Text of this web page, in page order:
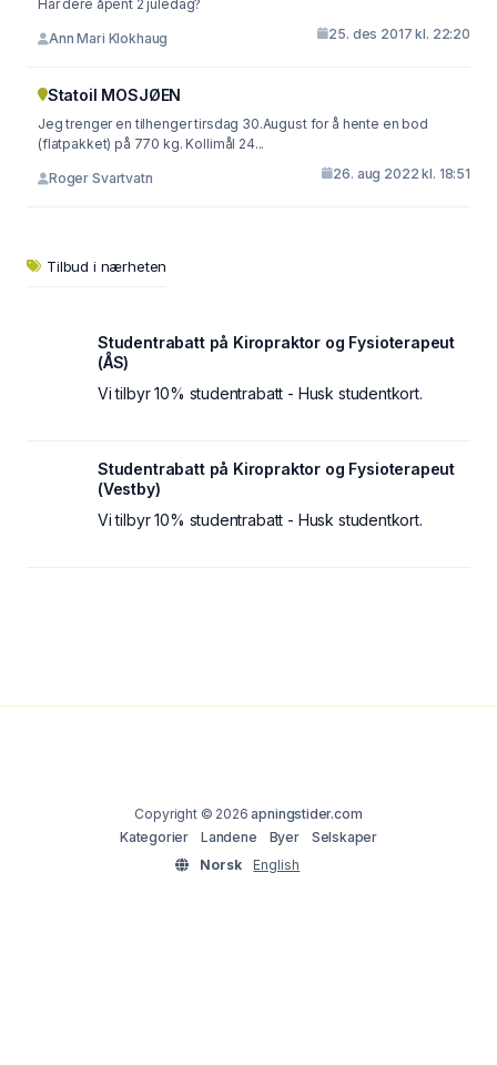
Har dere åpent 2 juledag?
Ann Mari Klokhaug 25. des 2017 kl. 22:20
Statoil MOSJØEN
Jeg trenger en tilhenger tirsdag 30.August for å hente en bod
(flatpakket) på 770 kg. Kollimål 24...
Roger Svartvatn 26. aug 2022 kl. 18:51
Tilbud i nærheten
Studentrabatt på Kiropraktor og Fysioterapeut
(ÅS)
Vi tilbyr 10% studentrabatt - Husk studentkort.
Studentrabatt på Kiropraktor og Fysioterapeut
(Vestby)
Vi tilbyr 10% studentrabatt - Husk studentkort.
Copyright © 2026apningstider.com
Kategorier
Landene Byer
Selskaper
Norsk
English